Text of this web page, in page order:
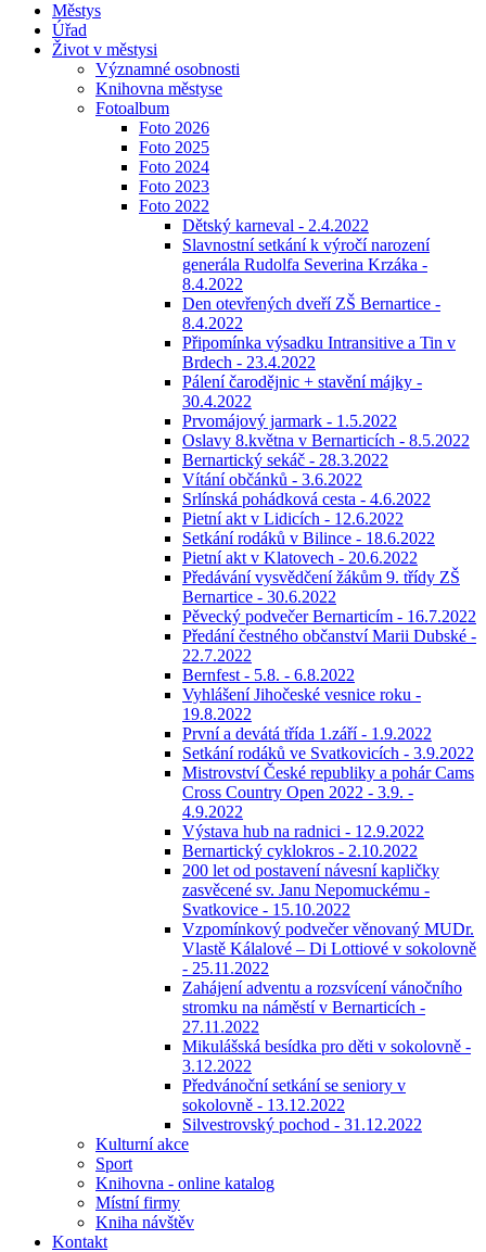
Městys
Úřad
Život v městysi
Významné osobnosti
Knihovna městyse
Fotoalbum
Foto 2026
Foto 2025
Foto 2024
Foto 2023
Foto 2022
Dětský karneval - 2.4.2022
Slavnostní setkání k výročí narození
generála Rudolfa Severina Krzáka -
8.4.2022
Den otevřených dveří ZŠ Bernartice -
8.4.2022
Připomínka výsadku Intransitive a Tin v
Brdech - 23.4.2022
Pálení čarodějnic + stavění májky -
30.4.2022
Prvomájový jarmark - 1.5.2022
Oslavy 8.května v Bernarticích - 8.5.2022
Bernartický sekáč - 28.3.2022
Vítání občánků - 3.6.2022
Srlínská pohádková cesta - 4.6.2022
Pietní akt v Lidicích - 12.6.2022
Setkání rodáků v Bilince - 18.6.2022
Pietní akt v Klatovech - 20.6.2022
Předávání vysvědčení žákům 9. třídy ZŠ
Bernartice - 30.6.2022
Pěvecký podvečer Bernarticím - 16.7.2022
Předání čestného občanství Marii Dubské -
22.7.2022
Bernfest - 5.8. - 6.8.2022
Vyhlášení Jihočeské vesnice roku -
19.8.2022
První a devátá třída 1.září - 1.9.2022
Setkání rodáků ve Svatkovicích - 3.9.2022
Mistrovství České republiky a pohár Cams
Cross Country Open 2022 - 3.9. -
4.9.2022
Výstava hub na radnici - 12.9.2022
Bernartický cyklokros - 2.10.2022
200 let od postavení návesní kapličky
zasvěcené sv. Janu Nepomuckému -
Svatkovice - 15.10.2022
Vzpomínkový podvečer věnovaný MUDr.
Vlastě Kálalové – Di Lottiové v sokolovně
- 25.11.2022
Zahájení adventu a rozsvícení vánočního
stromku na náměstí v Bernarticích -
27.11.2022
Mikulášská besídka pro děti v sokolovně -
3.12.2022
Předvánoční setkání se seniory v
sokolovně - 13.12.2022
Silvestrovský pochod - 31.12.2022
Kulturní akce
Sport
Knihovna - online katalog
Místní firmy
Kniha návštěv
Kontakt